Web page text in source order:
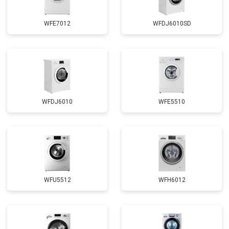
WFE7012 WFDJ6010SD
WFDJ6010 WFE5510
WFU5512 WFH6012